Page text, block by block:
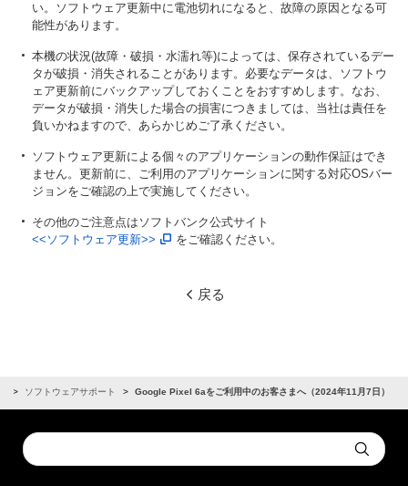
い。ソフトウェア更新中に電池切れになると、故障の原因となる可
能性があります。
本機の状況(故障・破損・水濡れ等)によっては、保存されているデー
タが破損・消失されることがあります。必要なデータは、ソフトウ
ェア更新前にバックアップしておくことをおすすめします。なお、
データが破損・消失した場合の損害につきましては、当社は責任を
負いかねますので、あらかじめご了承ください。
ソフトウェア更新による個々のアプリケーションの動作保証はでき
ません。更新前に、ご利用のアプリケーションに関する対応OSバー
ジョンをご確認の上で実施してください。
その他のご注意点はソフトバンク公式サイト
<<ソフトウェア更新>>
をご確認ください。
戻る
ソフトウェアサポート Google Pixel 6aをご利用中のお客さまへ（2024年11月7日）
Conduct
a
Submit